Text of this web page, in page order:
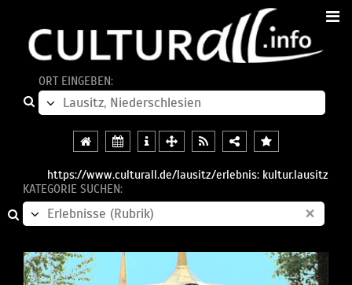
ORT EINGEBEN:
https://www.culturall.de/lausitz/erlebnis: kultur.lausitz
KATEGORIE SUCHEN:
×